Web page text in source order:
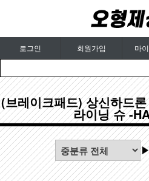
로그인 회원가입 마
(브레이크패드) 상신하드
라이닝 슈 -